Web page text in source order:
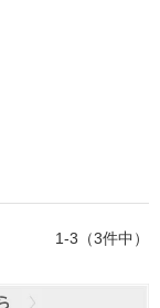
1-3（3件中）